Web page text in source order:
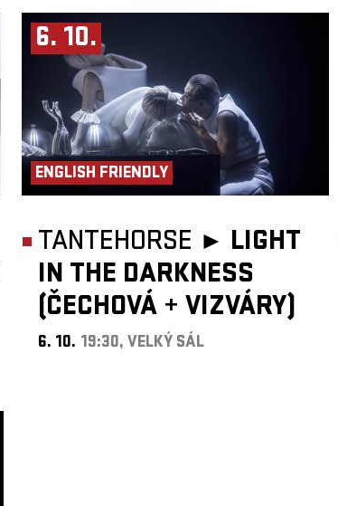
6. 10.
ENGLISH FRIENDLY
TANTEHORSE ► LIGHT
IN THE DARKNESS
(ČECHOVÁ + VIZVÁRY)
6. 10. 19:30, VELKÝ SÁL